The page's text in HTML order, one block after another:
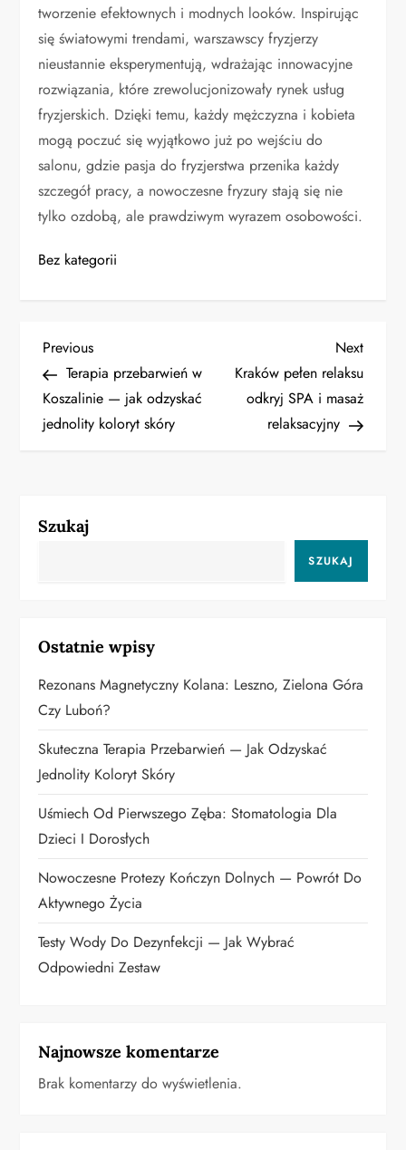
tworzenie efektownych i modnych looków. Inspirując
się światowymi trendami, warszawscy fryzjerzy
nieustannie eksperymentują, wdrażając innowacyjne
rozwiązania, które zrewolucjonizowały rynek usług
fryzjerskich. Dzięki temu, każdy mężczyzna i kobieta
mogą poczuć się wyjątkowo już po wejściu do
salonu, gdzie pasja do fryzjerstwa przenika każdy
szczegół pracy, a nowoczesne fryzury stają się nie
tylko ozdobą, ale prawdziwym wyrazem osobowości.
Bez kategorii
N
a
w
g
j
a
w
p
i
s
u
Previous
Post
Previous
Terapia przebarwień w
Koszalinie — jak odzyskać
jednolity koloryt skóry
Next
Post
Next
Kraków pełen relaksu
odkryj SPA i masaż
relaksacyjny
Szukaj
SZUKAJ
Ostatnie wpisy
Rezonans Magnetyczny Kolana: Leszno, Zielona Góra
Czy Luboń?
Skuteczna Terapia Przebarwień — Jak Odzyskać
Jednolity Koloryt Skóry
Uśmiech Od Pierwszego Zęba: Stomatologia Dla
Dzieci I Dorosłych
Nowoczesne Protezy Kończyn Dolnych — Powrót Do
Aktywnego Życia
Testy Wody Do Dezynfekcji — Jak Wybrać
Odpowiedni Zestaw
Najnowsze komentarze
Brak komentarzy do wyświetlenia.